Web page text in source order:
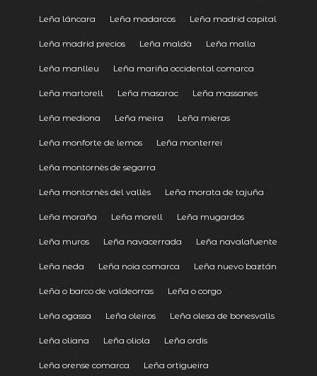
Leña láncara Leña madarcos Leña madrid capital
Leña madrid precios Leña maldà Leña malla
Leña manlleu Leña mariña occidental comarca
Leña martorell Leña masarac Leña massanes
Leña mediona Leña meira Leña mieras
Leña monforte de lemos Leña monterrei
Leña montornès de segarra
Leña montornès del vallès Leña morata de tajuña
Leña moraña Leña morell Leña mugardos
Leña muros Leña navacerrada Leña navalafuente
Leña neda Leña noia comarca Leña nuevo baztán
Leña o barco de valdeorras Leña o corgo
Leña ogassa Leña oleiros Leña olesa de bonesvalls
Leña oliana Leña oliola Leña ordis
Leña orense comarca Leña ortigueira